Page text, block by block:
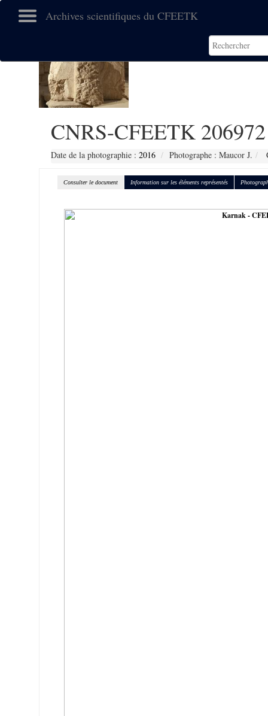
Archives scientifiques du CFEETK
CNRS-CFEETK 206972
Date de la photographie : 2016 Photographe : Maucor J.
Consulter le document Information sur les éléments représentés